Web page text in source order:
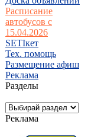
Расписание
автобусов с
15.04.2026
SETIкет
Тех. помощь
Размещение афиш
Реклама
Разделы
Реклама